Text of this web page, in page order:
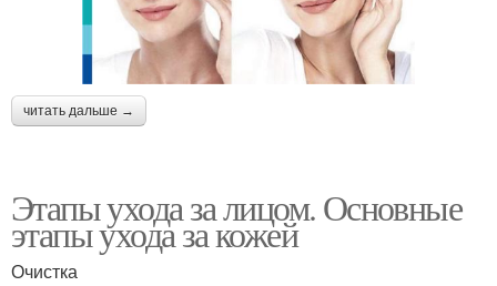
читать дальше →
Этапы ухода за лицом. Основные
этапы ухода за кожей
Очистка